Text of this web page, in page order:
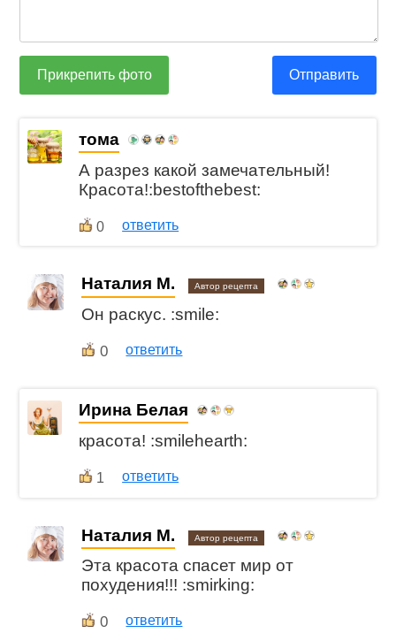
Прикрепить фото Отправить
тома
А разрез какой замечательный!
Красота!:bestofthebest:
0 ответить
Наталия М. Автор рецепта
Он раскус. :smile:
0 ответить
Ирина Белая
красота! :smilehearth:
1 ответить
Наталия М. Автор рецепта
Эта красота спасет мир от
похудения!!! :smirking:
0 ответить